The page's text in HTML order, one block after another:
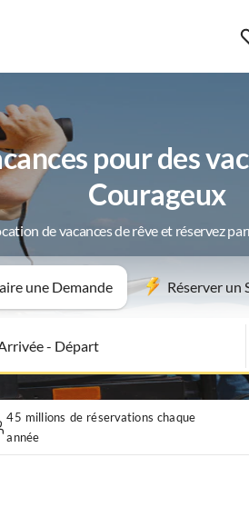
pour des
Courageux
de vacances de rêve et réservez
une Demande Réserver un
-Départ
45 millions de réservations chaque
année